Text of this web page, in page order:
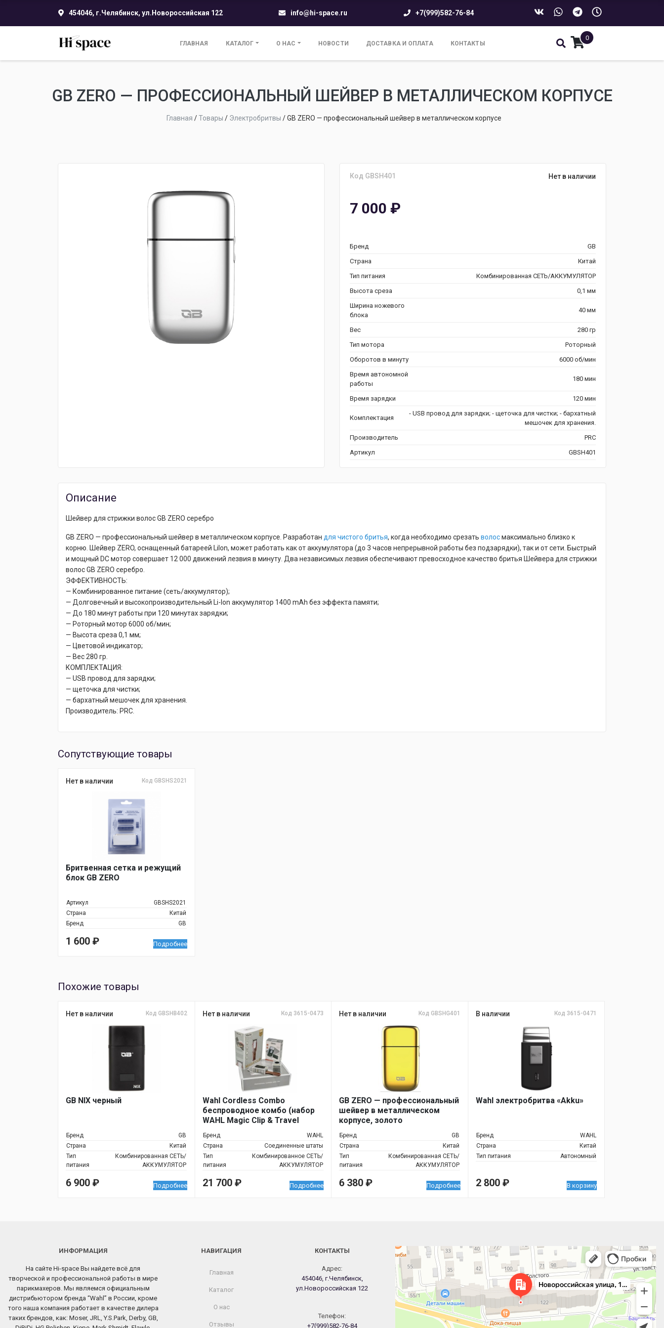
454046, г.Челябинск, ул.Новороссийская 122 info@hi-space.ru +7(999)582-76-84
ГЛАВНАЯ КАТАЛОГ О НАС НОВОСТИ ДОСТАВКА И ОПЛАТА КОНТАКТЫ
0
GB ZERO — ПРОФЕССИОНАЛЬНЫЙ ШЕЙВЕР В МЕТАЛЛИЧЕСКОМ КОРПУСЕ
Главная /Товары / Электробритвы /GB ZERO — профессиональный шейвер в металлическом корпусе
Код GBSH401 Нет в наличии
7 000 ₽
Бренд
GB
Страна
Китай
Тип питания
Комбинированная СЕТЬ/АККУМУЛЯТОР
Высота среза
0,1 мм
Ширина ножевого
блока
40 мм
Вес
280 гр
Тип мотора
Роторный
Оборотов в минуту
6000 об/мин
Время автономной
работы
180 мин
Время зарядки 120 мин
Комплектация
- USB провод для зарядки; - щеточка для чистки; - бархатный
мешочек для хранения.
Производитель
PRC
Артикул
GBSH401
Описание
Шейвер для стрижки волос GB ZERO серебро
GB ZERO — профессиональный шейвер в металлическом корпусе. Разработан для чистого бритья, когда необходимо срезать волосмаксимально близко к
корню. Шейвер ZERO, оснащенный батареей LiIon, может работать как от аккумулятора (до 3 часов непрерывной работы без подзарядки), так и от сети. Быстрый
и мощный DC мотор совершает 12 000 движений лезвия в минуту. Два независимых лезвия обеспечивают превосходное качество бритья Шейвера для стрижки
волос GB ZERO серебро.
ЭФФЕКТИВНОСТЬ:
— Комбинированное питание (сеть/аккумулятор);
— Долговечный и высокопроизводительный Li-Ion аккумулятор 1400 mAh без эффекта памяти;
— До 180 минут работы при 120 минутах зарядки;
— Роторный мотор 6000 об/мин;
— Высота среза 0,1 мм;
— Цветовой индикатор;
— Вес 280 гр.
КОМПЛЕКТАЦИЯ:
— USB провод для зарядки;
— щеточка для чистки;
— бархатный мешочек для хранения.
Производитель: PRC.
Сопутствующие товары
Нет в наличии Код GBSHS2021
Бритвенная сетка и режущий
блок GB ZERO
Артикул
GBSHS2021
Страна
Китай
Бренд
GB
1 600 ₽ Подробнее
Похожие товары
Нет в наличии Код GBSHB402
GB NIX черный
Бренд
GB
Страна
Китай
Тип
питания
Комбинированная СЕТЬ/
АККУМУЛЯТОР
6 900 ₽ Подробнее
Нет в наличии Код 3615-0473
Wahl Cordless Combo
беспроводное комбо (набор
WAHL Magic Clip & Travel
Бренд
WAHL
Страна
Соединенные штаты
Тип
питания
Комбинированное СЕТЬ/
АККУМУЛЯТОР
21 700 ₽ Подробнее
Нет в наличии Код GBSHG401
GB ZERO — профессиональный
шейвер в металлическом
корпусе, золото
Бренд
GB
Страна
Китай
Тип
питания
Комбинированная СЕТЬ/
АККУМУЛЯТОР
6 380 ₽ Подробнее
В наличии Код 3615-0471
Wahl электробритва «Akku»
Бренд
WAHL
Страна
Китай
Тип питания
Автономный
2 800 ₽ В корзину
ИНФОРМАЦИЯ
На сайте Hi-space Вы найдете всё для
творческой и профессиональной работы в мире
парикмахеров. Мы являемся официальным
дистрибьютором бренда “Wahl” в России, кроме
того наша компания работает в качестве дилера
таких брендов, как: Moser, JRL, Y.S.Park, Derby, GB,
НАВИГАЦИЯ
Главная
Каталог
О нас
Отзывы
КОНТАКТЫ
Адрес:
454046, г.Челябинск,
ул.Новороссийская 122
Телефон:
+7(999)582-76-84
Челябинск
Новороссийская улица, 122 — Яндекс.Карты